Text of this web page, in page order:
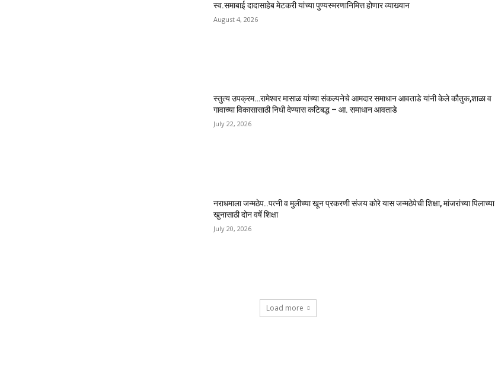
स्व.समाबाई दादासाहेब मेटकरी यांच्या पुण्यस्मरणानिमित्त होणार व्याख्यान
August 4, 2026
स्तुत्य उपक्रम…रामेश्वर मासाळ यांच्या संकल्पनेचे आमदार समाधान आवताडे यांनी केले कौतुक,शाळा व
गावाच्या विकासासाठी निधी देण्यास कटिबद्ध – आ. समाधान आवताडे
July 22, 2026
नराधमाला जन्मठेप..पत्नी व मुलीच्या खून प्रकरणी संजय कोरे यास जन्मठेपेची शिक्षा, मांजरांच्या पिलाच्या
खुनासाठी दोन वर्षे शिक्षा
July 20, 2026
Load more